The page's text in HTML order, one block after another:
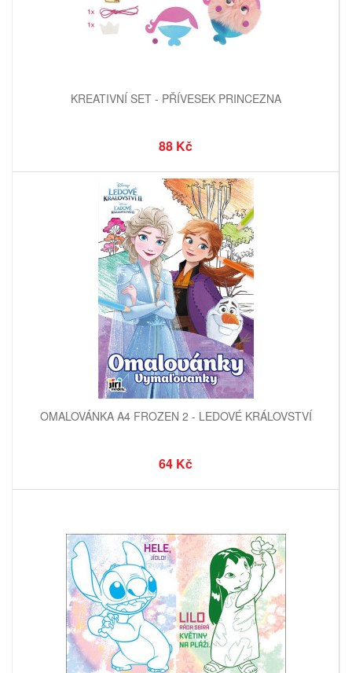
KREATIVNÍ SET - PŘÍVESEK PRINCEZNA
88 Kč
OMALOVÁNKA A4 FROZEN 2 - LEDOVÉ KRÁLOVSTVÍ
64 Kč